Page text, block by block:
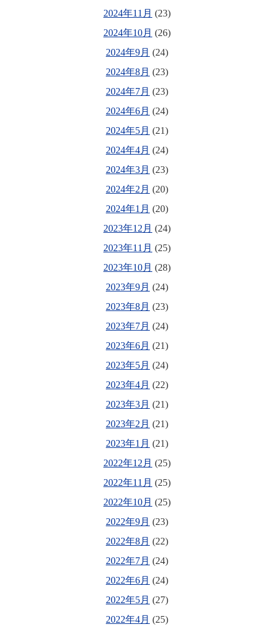
2024年11月 (23)
2024年10月 (26)
2024年9月 (24)
2024年8月 (23)
2024年7月 (23)
2024年6月 (24)
2024年5月 (21)
2024年4月 (24)
2024年3月 (23)
2024年2月 (20)
2024年1月 (20)
2023年12月 (24)
2023年11月 (25)
2023年10月 (28)
2023年9月 (24)
2023年8月 (23)
2023年7月 (24)
2023年6月 (21)
2023年5月 (24)
2023年4月 (22)
2023年3月 (21)
2023年2月 (21)
2023年1月 (21)
2022年12月 (25)
2022年11月 (25)
2022年10月 (25)
2022年9月 (23)
2022年8月 (22)
2022年7月 (24)
2022年6月 (24)
2022年5月 (27)
2022年4月 (25)